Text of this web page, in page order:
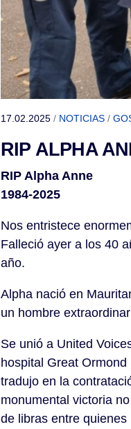
17.02.2025 / NOTICIAS /
RIP ALPHA
RIP Alpha Anne
1984-2025
Nos entristece
Falleció ayer a los 40
año.
Alpha nació en
un hombre
Se unió a United
hospital Great
tradujo en la
monumental victoria
de libras entre